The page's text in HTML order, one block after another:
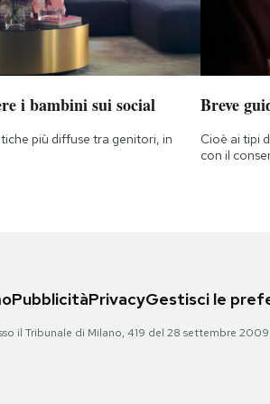
i bambini sui social
più diffuse tra genitori, in
Breve
Cioè ai tipi
con il
PubblicitàPrivacyGestisci le
il Tribunale di Milano, 419 del 28 settembre